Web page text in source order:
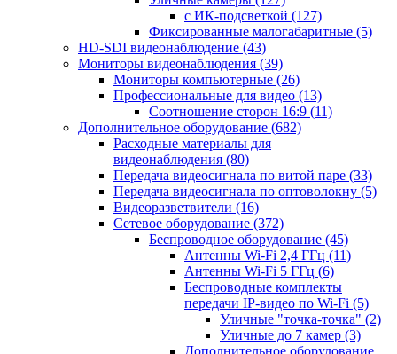
с ИК-подсветкой (127)
Фиксированные малогабаритные (5)
HD-SDI видеонаблюдение (43)
Мониторы видеонаблюдения (39)
Мониторы компьютерные (26)
Профессиональные для видео (13)
Соотношение сторон 16:9 (11)
Дополнительное оборудование (682)
Расходные материалы для
видеонаблюдения (80)
Передача видеосигнала по витой паре (33)
Передача видеосигнала по оптоволокну (5)
Видеоразветвители (16)
Сетевое оборудование (372)
Беспроводное оборудование (45)
Антенны Wi-Fi 2,4 ГГц (11)
Антенны Wi-Fi 5 ГГц (6)
Беспроводные комплекты
передачи IP-видео по Wi-Fi (5)
Уличные "точка-точка" (2)
Уличные до 7 камер (3)
Дополнительное оборудование